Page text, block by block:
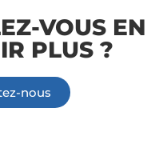
VOUS EN
PLUS ?
nous